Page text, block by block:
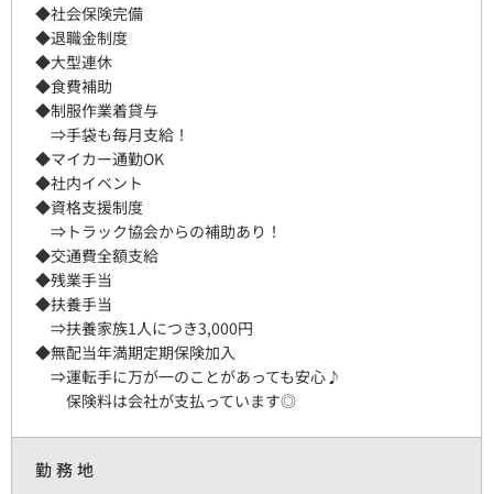
◆社会保険完備
◆退職金制度
◆大型連休
◆食費補助
◆制服作業着貸与
⇒手袋も毎月支給！
◆マイカー通勤OK
◆社内イベント
◆資格支援制度
⇒トラック協会からの補助あり！
◆交通費全額支給
◆残業手当
◆扶養手当
⇒扶養家族1人につき3,000円
◆無配当年満期定期保険加入
⇒運転手に万が一のことがあっても安心♪
保険料は会社が支払っています◎
勤務地